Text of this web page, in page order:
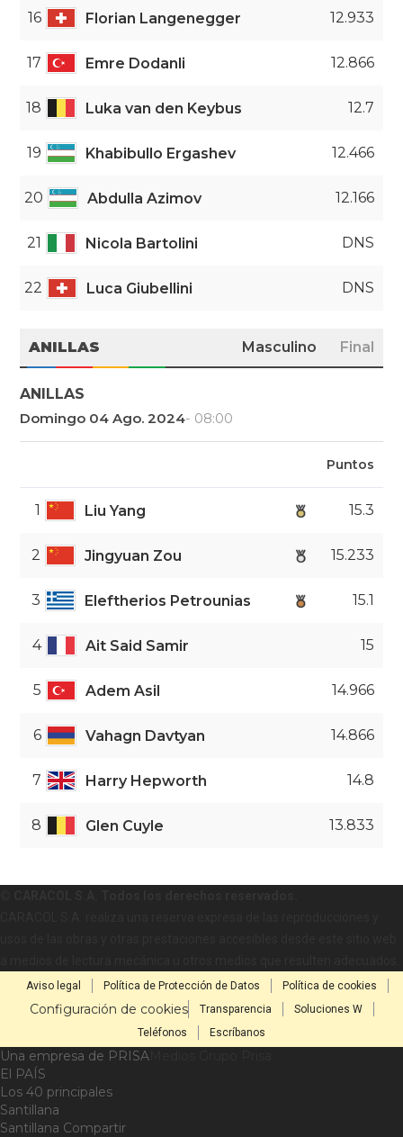
16 Florian Langenegger 12.933
17 Emre Dodanli 12.866
18 Luka van den Keybus 12.7
19 Khabibullo Ergashev 12.466
20 Abdulla Azimov 12.166
21 Nicola Bartolini DNS
22 Luca Giubellini DNS
ANILLAS Masculino Final
ANILLAS
Domingo 04 Ago. 2024- 08:00
Puntos
1 Liu Yang 15.3
2 Jingyuan Zou 15.233
3 Eleftherios Petrounias 15.1
4 Ait Said Samir 15
5 Adem Asil 14.966
6 Vahagn Davtyan 14.866
7 Harry Hepworth 14.8
8 Glen Cuyle 13.833
Aviso legal Política de Protección de Datos Política de cookies
Configuración de cookies Transparencia
Soluciones W
Teléfonos
Escríbanos
Una empresa de PRISA
El PAÍS
Los 40 principales
Santillana
Santillana Compartir